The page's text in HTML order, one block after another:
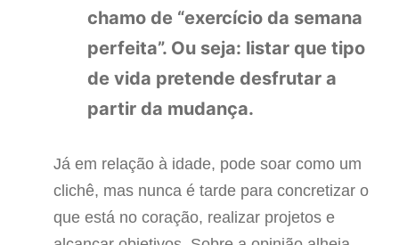
chamo de “exercício da semana
perfeita”. Ou seja: listar que tipo
de vida pretende desfrutar a
partir da mudança.
Já em relação à idade, pode soar como um
clichê, mas nunca é tarde para concretizar o
que está no coração, realizar projetos e